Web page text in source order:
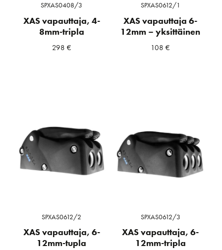
SPXAS0408/3
XAS vapauttaja, 4-
8mm-tripla
298 €
SPXAS0612/1
XAS vapauttaja 6-
12mm – yksittäinen
108€
SPXAS0612/2
XAS vapauttaja, 6-
12mm-tupla
SPXAS0612/3
XAS vapauttaja, 6-
12mm-tripla